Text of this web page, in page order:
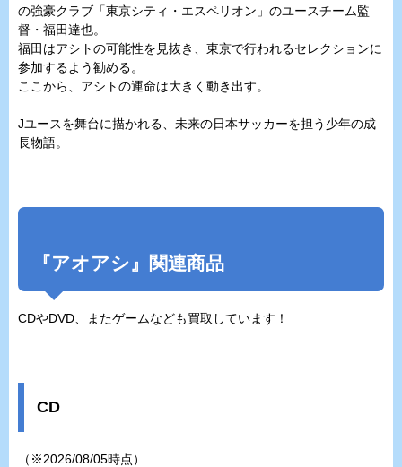
の強豪クラブ「東京シティ・エスペリオン」のユースチーム監
督・福田達也。
福田はアシトの可能性を見抜き、東京で行われるセレクションに
参加するよう勧める。
ここから、アシトの運命は大きく動き出す。
Jユースを舞台に描かれる、未来の日本サッカーを担う少年の成
長物語。
『アオアシ』関連商品
CDやDVD、またゲームなども買取しています！
CD
（※2026/08/05時点）